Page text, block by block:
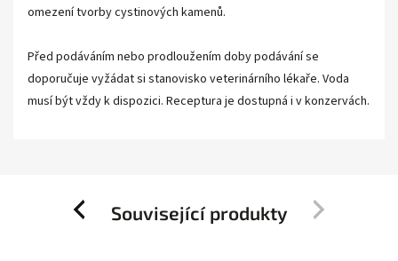
omezení tvorby cystinových kamenů.
Před podáváním nebo prodloužením doby podávání se
doporučuje vyžádat si stanovisko veterinárního lékaře. Voda
musí být vždy k dispozici. Receptura je dostupná i v konzervách.
Související produkty
Previous Next